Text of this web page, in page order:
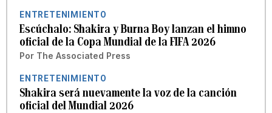
ENTRETENIMIENTO
Escúchalo: Shakira y Burna Boy lanzan el himno
oficial de la Copa Mundial de la FIFA 2026
Por The Associated Press
ENTRETENIMIENTO
Shakira será nuevamente la voz de la canción
oficial del Mundial 2026